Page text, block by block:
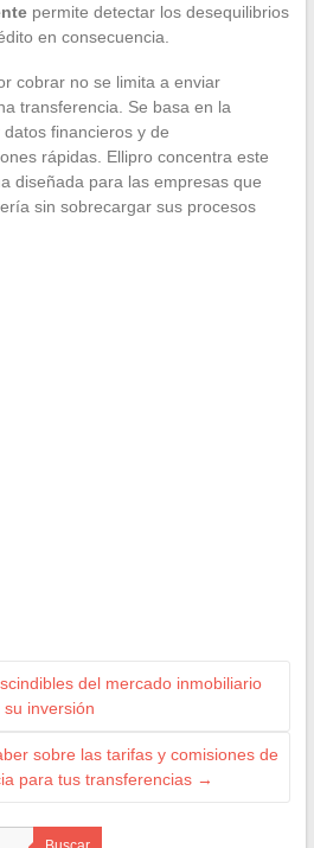
permite detectar los desequilibrios
en consecuencia.
cobrar no se limita a enviar
transferencia. Se basa en la
financieros y de
rápidas. Ellipro concentra este
diseñada para las empresas que
sin sobrecargar sus procesos
del mercado inmobiliario
inversión
sobre las tarifas y comisiones de
para tus transferencias →